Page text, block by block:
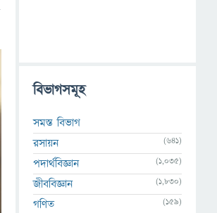
বিভাগসমূহ
সমস্ত বিভাগ
রসায়ন
(641)
পদার্থবিজ্ঞান (1,035)
জীববিজ্ঞান (1,830)
গণিত (159)